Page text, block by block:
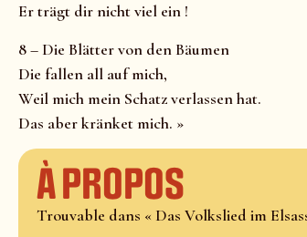
Er trägt dir nicht viel ein !
8 – Die Blätter von den Bäumen
Die fallen all auf mich,
Weil mich mein Schatz verlassen hat.
Das aber kränket mich. »
À propos
Trouvable dans « Das Volkslied im